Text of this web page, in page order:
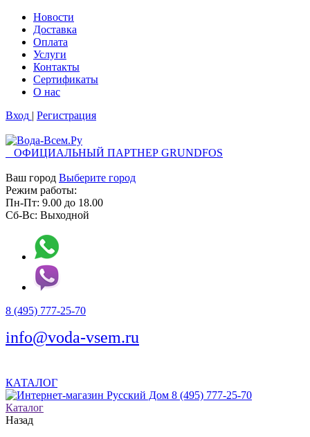
Новости
Доставка
Оплата
Услуги
Контакты
Cертификаты
О нас
Вход | Регистрация
ОФИЦИАЛЬНЫЙ ПАРТНЕР GRUNDFOS
Ваш город Выберите город
Режим работы:
Пн-Пт: 9.00 до 18.00
Сб-Вс: Выходной
8 (495) 777-25-70
info@voda-vsem.ru
КАТАЛОГ
8 (495) 777-25-70
Каталог
Назад